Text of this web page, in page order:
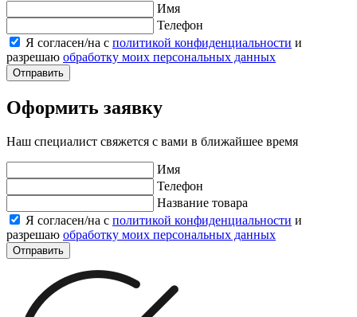
Имя
Телефон
Я согласен/на с политикой конфиденциальности и
разрешаю обработку моих персональных данных
Отправить
Оформить заявку
Наш специалист свяжется с вами в ближайшее время
Имя
Телефон
Название товара
Я согласен/на с политикой конфиденциальности и
разрешаю обработку моих персональных данных
Отправить